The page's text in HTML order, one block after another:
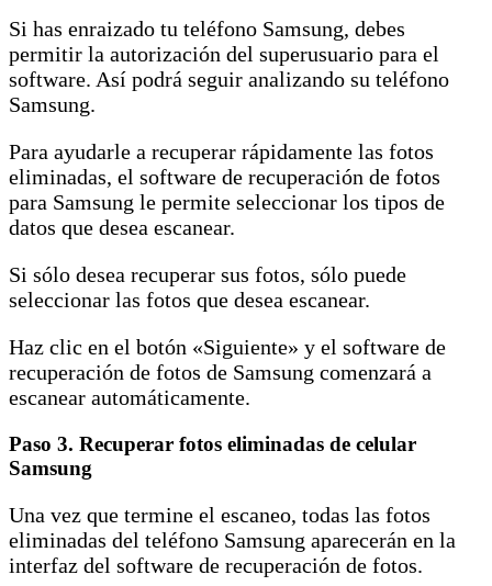
Si has enraizado tu teléfono Samsung, debes
permitir la autorización del superusuario para el
software. Así podrá seguir analizando su teléfono
Samsung.
Para ayudarle a recuperar rápidamente las fotos
eliminadas, el software de recuperación de fotos
para Samsung le permite seleccionar los tipos de
datos que desea escanear.
Si sólo desea recuperar sus fotos, sólo puede
seleccionar las fotos que desea escanear.
Haz clic en el botón «Siguiente» y el software de
recuperación de fotos de Samsung comenzará a
escanear automáticamente.
Paso 3. Recuperar fotos eliminadas de celular
Samsung
Una vez que termine el escaneo, todas las fotos
eliminadas del teléfono Samsung aparecerán en la
interfaz del software de recuperación de fotos.